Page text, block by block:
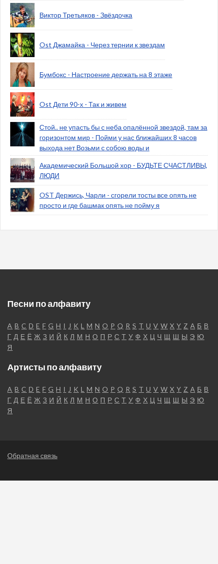
Виктор Третьяков - Звёздочка
Ost Джамайка - Через тернии к звездам
Бумбокс - Настроение держать на 8 этаже
Ost Дети 90-х - Так и живем
Стой.. не упасть бы с неба опалённой звездой, там за
горизонтом мир - Пойми у нас ближайших 8 часов
выхода нет Возьми с собою воды и
Академический Большой хор - БУДЬТЕ СЧАСТЛИВЫ,
ЛЮДИ
OST Держись, Чарли - сгорели тосты все опять не
просто и где башмак опять не пойму я
Песни по алфавиту
A B C D E F G H I J K L M N O P Q R S T U V W X Y Z А Б В
Г Д Е Ё Ж З И Й К Л М Н О П Р С Т У Ф Х Ц Ч Щ Ш Ы Э Ю
Я
Артисты по алфавиту
A B C D E F G H I J K L M N O P Q R S T U V W X Y Z А Б В
Г Д Е Ё Ж З И Й К Л М Н О П Р С Т У Ф Х Ц Ч Щ Ш Ы Э Ю
Я
Обратная связь